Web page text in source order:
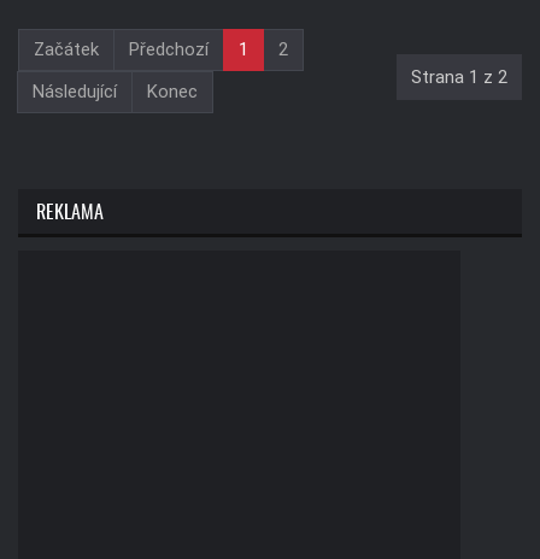
Strana 1 z 2
Začátek Předchozí 1
2
Následující
Konec
REKLAMA